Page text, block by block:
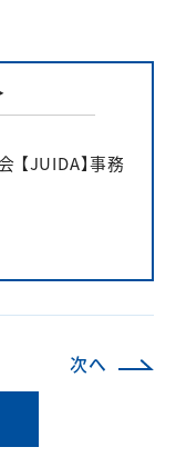
【JUIDA】事務
次へ